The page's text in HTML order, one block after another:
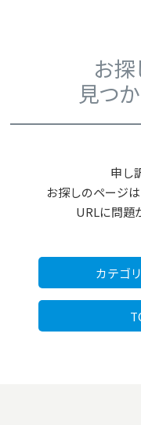
お
見つ
申し
お探しのページ
URLに問題
カテゴ